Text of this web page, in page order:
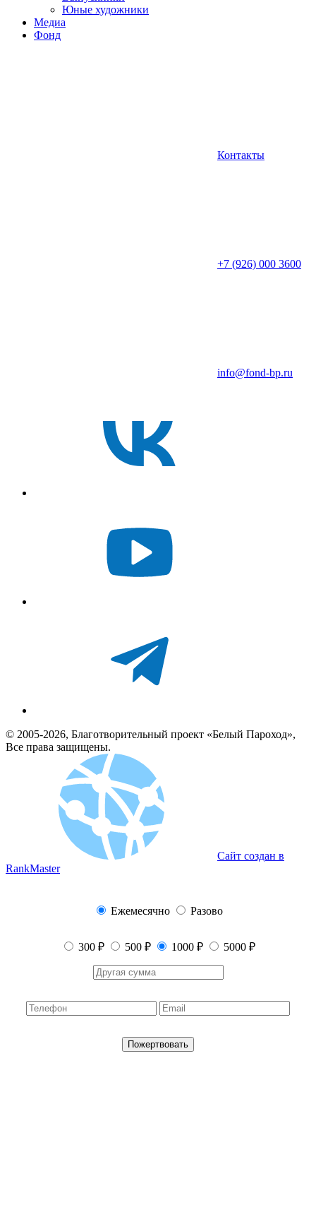
Юные художники
Медиа
Фонд
Контакты
+7 (926) 000 3600
info@fond-bp.ru
© 2005-2026, Благотворительный проект «Белый Пароход»,
Все права защищены.
Сайт создан в
RankMaster
Ежемесячно Разово
300 ₽ 500 ₽ 1000 ₽ 5000 ₽
Пожертвовать